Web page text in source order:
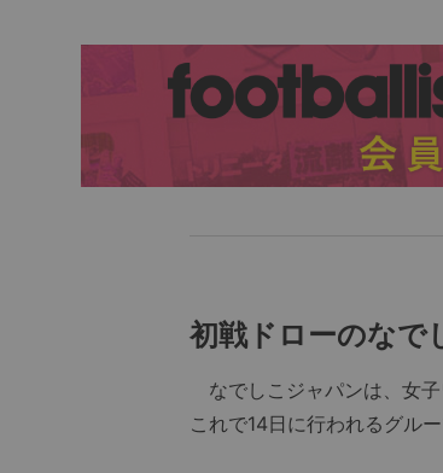
初戦ドローのなで
なでしこジャパンは、女子
これで14日に行われるグル